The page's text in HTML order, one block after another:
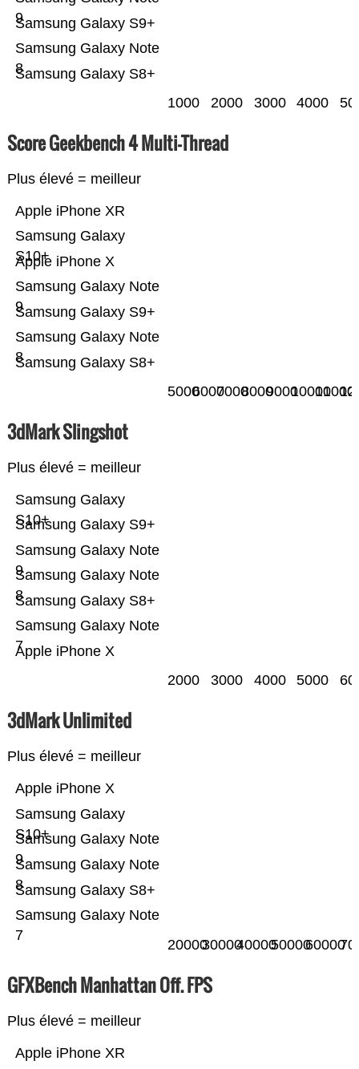
Samsung Galaxy S8+
Samsung Galaxy Note
8
Samsung Galaxy S9+
9
1000 2000 3000 4000
Score Geekbench 4 Multi-Thread
Plus élevé = meilleur
Samsung Galaxy S8+
Samsung Galaxy Note
8
Samsung Galaxy S9+
Samsung Galaxy Note
9
Apple iPhone X
Samsung Galaxy
S10+
Apple iPhone XR
500060007000800090001000011000
3dMark Slingshot
Plus élevé = meilleur
Apple iPhone X
Samsung Galaxy Note
7
Samsung Galaxy S8+
Samsung Galaxy Note
8
Samsung Galaxy Note
9
Samsung Galaxy S9+
Samsung Galaxy
S10+
2000 3000 4000 5000
3dMark Unlimited
Plus élevé = meilleur
Samsung Galaxy Note
7
Samsung Galaxy S8+
Samsung Galaxy Note
8
Samsung Galaxy Note
9
Samsung Galaxy
S10+
Apple iPhone X
2000030000400005000060000
GFXBench Manhattan Off. FPS
Plus élevé = meilleur
Apple iPhone XR